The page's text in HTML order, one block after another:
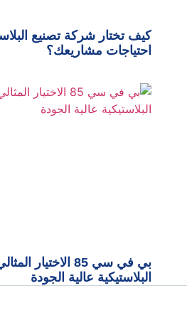
كيف تختار شركة تصنيع
احتياجات مشاريعك؟
بي في سي 85
البلاستيكية عالية الجودة